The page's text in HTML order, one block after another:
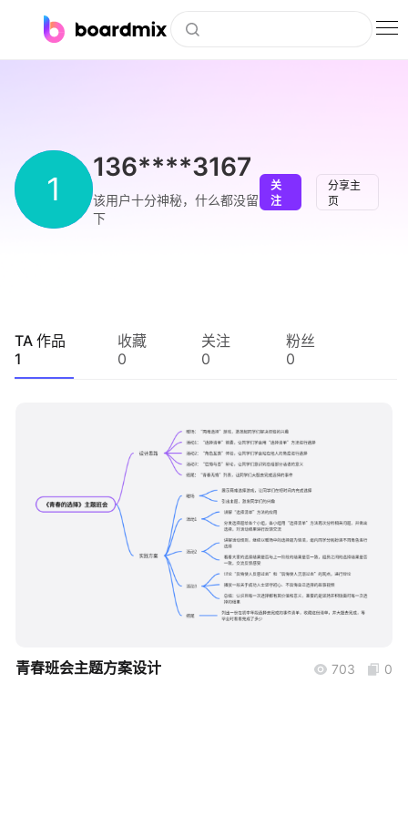
下载
企业服务
知识分享社区
1
136****3167
该用户十分神秘，什么都没留
下
关
注
分享主
页
TA 作品
1
收藏
0
关注
0
粉丝
0
boardmix
青春班会主题方案设计 703 0